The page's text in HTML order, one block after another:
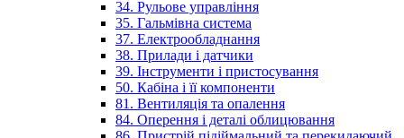
34. Рульове управління
35. Гальмівна система
37. Електрообладнання
38. Прилади і датчики
39. Інструменти і пристосування
50. Кабіна і її компоненти
81. Вентиляція та опалення
84. Оперення і деталі облицювання